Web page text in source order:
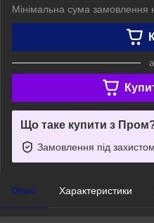
Мінімальна сума замовлення
Що таке купити з
Замовлення під захистом
Опис Характеристики